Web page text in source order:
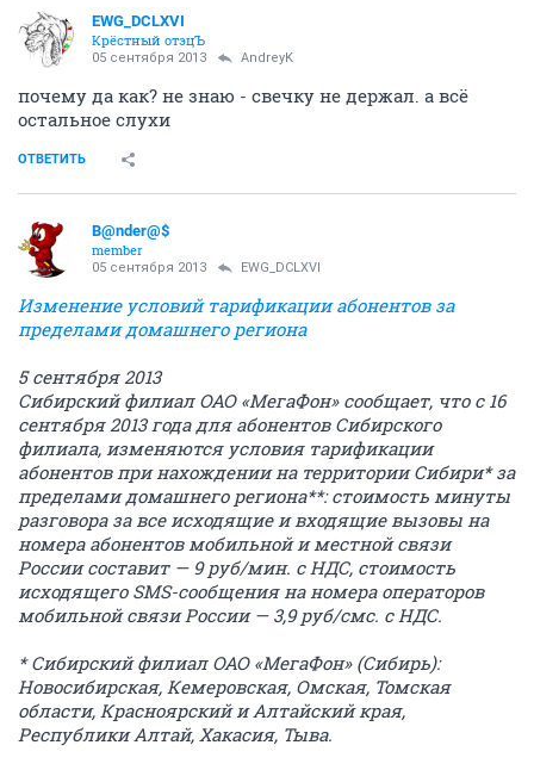
EWG_DCLXVI
Крёстный отэцЪ
05 сентября 2013 AndreyK
почему да как? не знаю - свечку не держал. а всё
остальное слухи
ОТВЕТИТЬ
B@nder@$
member
05 сентября 2013 EWG_DCLXVI
Изменение условий тарификации абонентов за
пределами домашнего региона
5 сентября 2013
Сибирский филиал ОАО «МегаФон» сообщает, что с 16
сентября 2013 года для абонентов Сибирского
филиала, изменяются условия тарификации
абонентов при нахождении на территории Сибири* за
пределами домашнего региона**: стоимость минуты
разговора за все исходящие и входящие вызовы на
номера абонентов мобильной и местной связи
России составит — 9 руб/мин. с НДС, стоимость
исходящего SMS-сообщения на номера операторов
мобильной связи России — 3,9 руб/смс. с НДС.
* Сибирский филиал ОАО «МегаФон» (Сибирь):
Новосибирская, Кемеровская, Омская, Томская
области, Красноярский и Алтайский края,
Республики Алтай, Хакасия, Тыва.